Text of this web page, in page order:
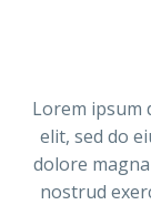
Lorem ipsum
elit, sed do
dolore
nostrud